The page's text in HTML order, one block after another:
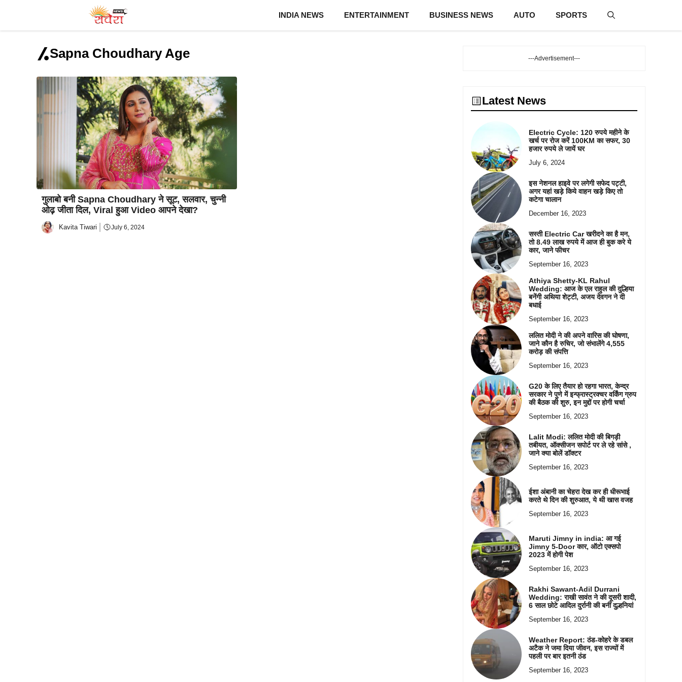
content
INDIA NEWS ENTERTAINMENT BUSINESS NEWS AUTO SPORTS
Sapna Choudhary Age
गुलाबो बनी Sapna Choudhary ने सूट, सलवार, चुन्नी
ओढ़ जीता दिल, Viral हुआ Video आपने देखा?
Kavita Tiwari July 6, 2024
---Advertisement---
Latest News
Electric Cycle: 120 रुपये महीने के
खर्च पर रोज करें 100KM का सफर, 30
हजार रुपये ले जायें घर
July 6, 2024
इस नेशनल हाइवे पर लगेगी सफेद पट्टी,
अगर यहां खड़े किये वाहन खड़े किए तो
कटेगा चालान
December 16, 2023
सस्ती Electric Car खरीदने का है मन,
तो 8.49 लाख रुपये में आज ही बुक करे ये
कार, जाने फीचर
September 16, 2023
Athiya Shetty-KL Rahul
Wedding: आज के एल राहुल की दुल्हिया
बनेंगी अथिया शेट्टी, अजय देवगन ने दी
बधाई
September 16, 2023
ललित मोदी ने की अपने वारिस की घोषणा,
जाने कौन है रुचिर, जो संभालेंगे 4,555
करोड़ की संपत्ति
September 16, 2023
G20 के लिए तैयार हो रहगा भारत, केन्द्र
सरकार ने पुणे में इन्फ्रास्ट्रक्चर वर्किंग ग्रुप
की बैठक की शुरु, इन मुद्दों पर होगी चर्चा
September 16, 2023
Lalit Modi: ललित मोदी की बिगड़ी
तबीयत, ऑक्सीजन सपोर्ट पर ले रहे सांसे ,
जाने क्या बोलें डॉक्टर
September 16, 2023
ईशा अंबानी का चेहरा देख कर ही धीरूभाई
करते थे दिन की शुरुआत, ये थी खास वजह
September 16, 2023
Maruti Jimny in india: आ गई
Jimny 5-Door कार, ऑटो एक्सपो
2023 में होगी पेश
September 16, 2023
Rakhi Sawant-Adil Durrani
Wedding: राखी सावंत ने की दूसरी शादी,
6 साल छोटे आदिल दुर्रानी की बनीं दुल्हनियां
September 16, 2023
Weather Report: ठंड-कोहरे के डबल
अटैक ने जमा दिया जीवन, इस राज्यों में
पहली पर बार इतनी ठंड
September 16, 2023